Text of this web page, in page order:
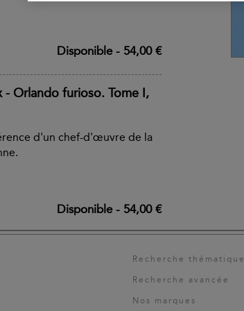
Disponible- 54,00 €
- Orlando furioso. Tome I,
d'un chef-d'œuvre de la
Disponible- 54,00 €
Recherche thématique
Recherche avancée
Nos marques